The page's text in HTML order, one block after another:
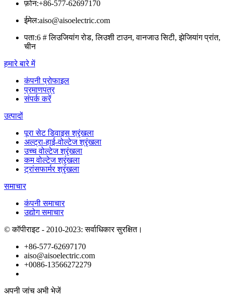
फ़ोन:+86-577-62697170
ईमेल:aiso@aisoelectric.com
पता:6 # लिउजियांग रोड, लिउशी टाउन, वानजाउ सिटी, झेजियांग प्रांत,
चीन
हमारे बारे में
कंपनी प्रोफाइल
प्रमाणपत्र
संपर्क करें
उत्पादों
पूरा सेट डिवाइस श्रृंखला
अल्ट्रा-हाई-वोल्टेज श्रृंखला
उच्च वोल्टेज श्रृंखला
कम वोल्टेज श्रृंखला
ट्रांसफार्मर श्रृंखला
समाचार
कंपनी समाचार
उद्योग समाचार
© कॉपीराइट - 2010-2023: सर्वाधिकार सुरक्षित।
+86-577-62697170
aiso@aisoelectric.com
+0086-13566272279
अपनी जांच अभी भेजें